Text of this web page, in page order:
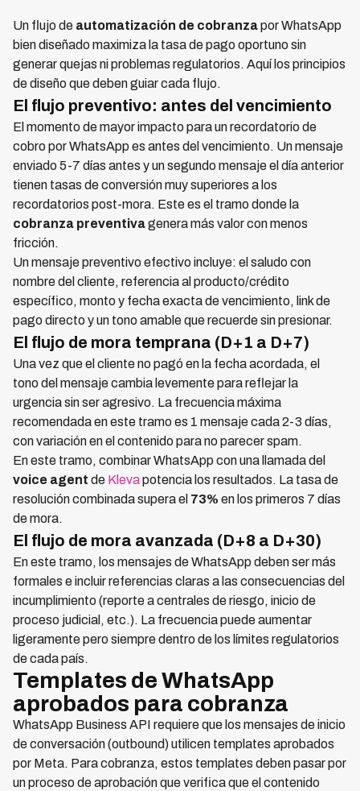
Un flujo de automatización de cobranzapor WhatsApp
bien diseñado maximiza la tasa de pago oportuno sin
generar quejas ni problemas regulatorios. Aquí los principios
de diseño que deben guiar cada flujo.
El flujo preventivo: antes del vencimiento
El momento de mayor impacto para un recordatorio de
cobro por WhatsApp es antes del vencimiento. Un mensaje
enviado 5-7 días antes y un segundo mensaje el día anterior
tienen tasas de conversión muy superiores a los
recordatorios post-mora. Este es el tramo donde la
cobranza preventivagenera más valor con menos
fricción.
Un mensaje preventivo efectivo incluye: el saludo con
nombre del cliente, referencia al producto/crédito
específico, monto y fecha exacta de vencimiento, link de
pago directo y un tono amable que recuerde sin presionar.
El flujo de mora temprana (D+1 a D+7)
Una vez que el cliente no pagó en la fecha acordada, el
tono del mensaje cambia levemente para reflejar la
urgencia sin ser agresivo. La frecuencia máxima
recomendada en este tramo es 1 mensaje cada 2-3 días,
con variación en el contenido para no parecer spam.
En este tramo, combinar WhatsApp con una llamada del
voice agent de Klevapotencia los resultados. La tasa de
resolución combinada supera el 73% en los primeros 7 días
de mora.
El flujo de mora avanzada (D+8 a D+30)
En este tramo, los mensajes de WhatsApp deben ser más
formales e incluir referencias claras a las consecuencias del
incumplimiento (reporte a centrales de riesgo, inicio de
proceso judicial, etc.). La frecuencia puede aumentar
ligeramente pero siempre dentro de los límites regulatorios
de cada país.
Templates de WhatsApp
aprobados para cobranza
WhatsApp Business API requiere que los mensajes de inicio
de conversación (outbound) utilicen templates aprobados
por Meta. Para cobranza, estos templates deben pasar por
un proceso de aprobación que verifica que el contenido